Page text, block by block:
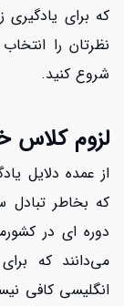
که برای یادگیری
نظرتان را
شروع کنید.
لزوم کلاس
از عمده دلایل
که بخاطر تبادل
دوره ای در
می‌دانند که
انگلیسی کافی